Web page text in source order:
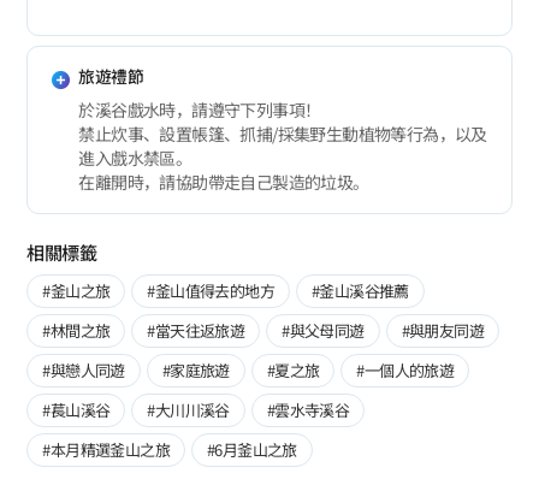
旅遊禮節
於溪谷戲水時，請遵守下列事項！
禁止炊事、設置帳篷、抓捕/採集野生動植物等行為，以及
進入戲水禁區。
在離開時，請協助帶走自己製造的垃圾。
相關標籤
#釜山之旅 #釜山值得去的地方
#釜山溪谷推薦
#林間之旅
#當天往返旅遊 #與父母同遊
#與朋友同遊
#與戀人同遊
#家庭旅遊 #夏之旅
#一個人的旅遊
#萇山溪谷
#大川川溪谷
#雲水寺溪谷
#本月精選釜山之旅
#6月釜山之旅